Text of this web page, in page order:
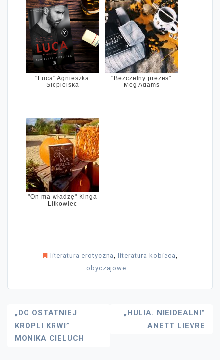
"Luca" Agnieszka
Siepielska
"Bezczelny prezes"
Meg Adams
"On ma władzę" Kinga
Litkowiec
literatura erotyczna literatura kobieca
obyczajowe
Nawigacja
Wpisu
„DO OSTATNIEJ
KROPLI KRWI”
MONIKA CIELUCH
„HULIA. NIEIDEALNI”
ANETT LIEVRE